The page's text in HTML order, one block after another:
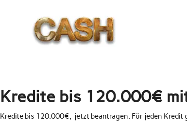
Kredite bis 120.000€
Kredite bis 120.000€, jetzt beantragen. Für jeden